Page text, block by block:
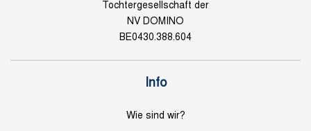
Tochtergesellschaft der
NV DOMINO
BE0430.388.604
Info
Wie sind wir?